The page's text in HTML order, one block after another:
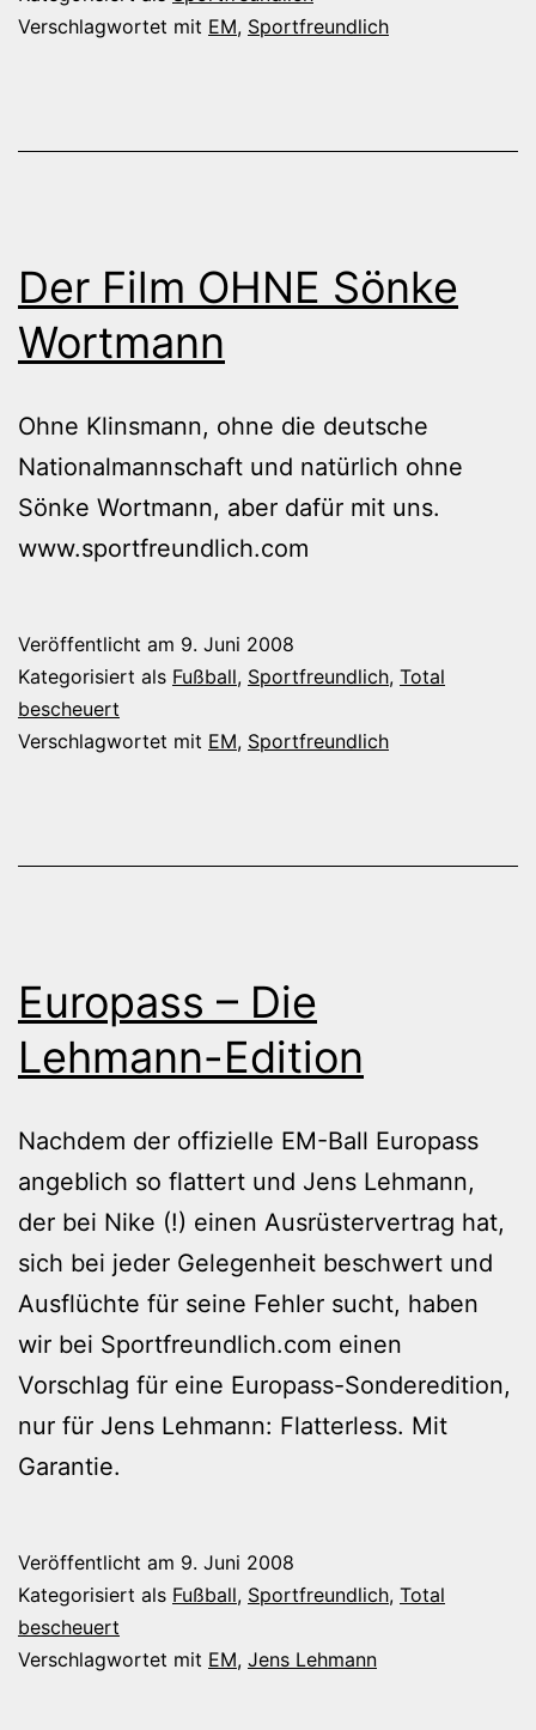
Verschlagwortet mit EM, Sportfreundlich
Der Film OHNE Sönke
Wortmann
Ohne Klinsmann, ohne die deutsche
Nationalmannschaft und natürlich ohne
Sönke Wortmann, aber dafür mit uns.
www.sportfreundlich.com
Veröffentlicht am 9. Juni 2008
Kategorisiert als Fußball, Sportfreundlich, Total
bescheuert
Verschlagwortet mit EM, Sportfreundlich
Europass – Die
Lehmann-Edition
Nachdem der offizielle EM-Ball Europass
angeblich so flattert und Jens Lehmann,
der bei Nike (!) einen Ausrüstervertrag hat,
sich bei jeder Gelegenheit beschwert und
Ausflüchte für seine Fehler sucht, haben
wir bei Sportfreundlich.com einen
Vorschlag für eine Europass-Sonderedition,
nur für Jens Lehmann: Flatterless. Mit
Garantie.
Veröffentlicht am 9. Juni 2008
Kategorisiert als Fußball, Sportfreundlich, Total
bescheuert
Verschlagwortet mit EM, Jens Lehmann